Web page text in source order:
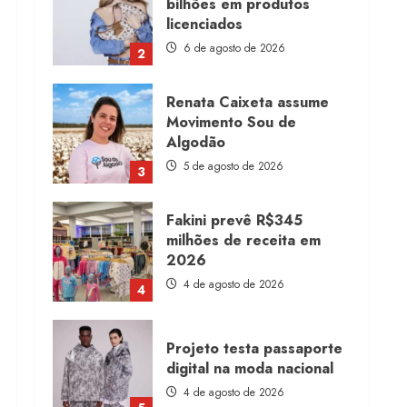
2
licenciados
6 de agosto de 2026
3
Renata Caixeta assume
Movimento Sou de
Algodão
5 de agosto de 2026
4
Fakini prevê R$345
milhões de receita em
2026
4 de agosto de 2026
Projeto testa passaporte
digital na moda nacional
4 de agosto de 2026